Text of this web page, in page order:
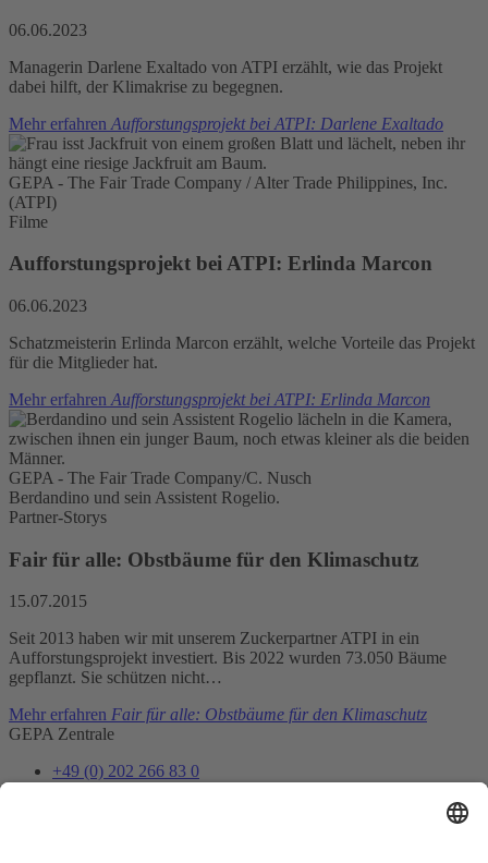
06.06.2023
Managerin Darlene Exaltado von ATPI erzählt, wie das Projekt
dabei hilft, der Klimakrise zu begegnen.
Mehr erfahren Aufforstungsprojekt bei ATPI: Darlene Exaltado
GEPA - The Fair Trade Company / Alter Trade Philippines, Inc.
(ATPI)
Filme
Aufforstungsprojekt bei ATPI: Erlinda Marcon
06.06.2023
Schatzmeisterin Erlinda Marcon erzählt, welche Vorteile das Projekt
für die Mitglieder hat.
Mehr erfahren Aufforstungsprojekt bei ATPI: Erlinda Marcon
GEPA - The Fair Trade Company/C. Nusch
Berdandino und sein Assistent Rogelio.
Partner-Storys
Fair für alle: Obstbäume für den Klimaschutz
15.07.2015
Seit 2013 haben wir mit unserem Zuckerpartner ATPI in ein
Aufforstungsprojekt investiert. Bis 2022 wurden 73.050 Bäume
gepflanzt. Sie schützen nicht…
Mehr erfahren Fair für alle: Obstbäume für den Klimaschutz
GEPA Zentrale
+49 (0) 202 266 83 0